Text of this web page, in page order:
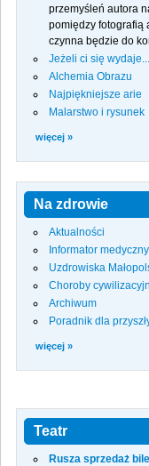
przemyśleń autora
pomiędzy fotografią
czynna będzie do
Jeżeli ci się wydaje...
Alchemia Obrazu
Najpiękniejsze arie
Malarstwo i rysunek
więcej »
Na zdrowie
Aktualności
Informator medyczny
Uzdrowiska
Choroby
Archiwum
Poradnik dla
więcej »
Teatr
Rusza sprzedaż